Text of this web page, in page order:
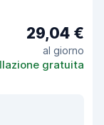
29,04 €
al giorno
gratuita